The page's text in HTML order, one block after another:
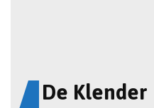
De Klender